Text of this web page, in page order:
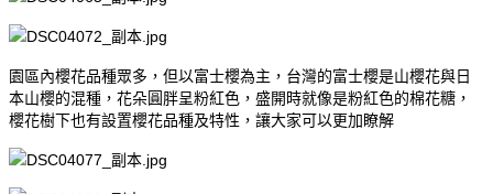
園區內櫻花品種眾多，但以富士櫻為主，台灣的富士櫻是山櫻花與日
本山櫻的混種，花朵圓胖呈粉紅色，盛開時就像是粉紅色的棉花糖，
櫻花樹下也有設置櫻花品種及特性，讓大家可以更加瞭解